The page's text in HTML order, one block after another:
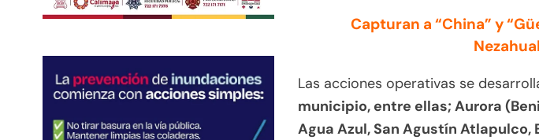
Capturan a “China” y
Las acciones operativas se
municipio, entre ellas; Aurora
Agua Azul, San Agustín Atlapulco,